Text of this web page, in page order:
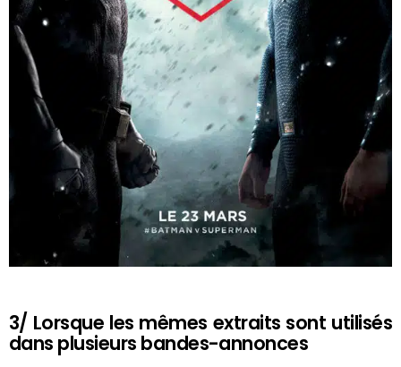
3/ Lorsque les mêmes extraits sont utilisés
dans plusieurs bandes-annonces